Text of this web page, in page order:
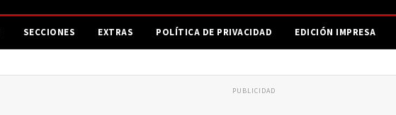
SECCIONES EXTRAS POLÍTICA DE PRIVACIDAD EDICIÓN IMPRESA
PUBLICIDAD